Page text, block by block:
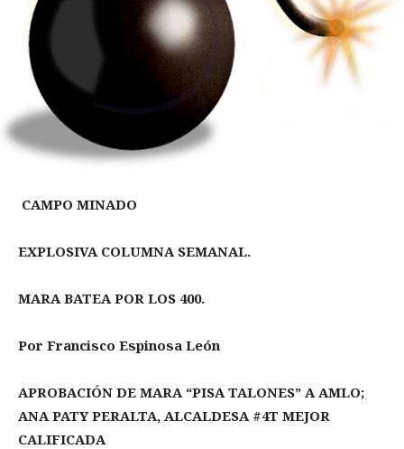
CAMPO MINADO
EXPLOSIVA COLUMNA SEMANAL.
MARA BATEA POR LOS 400.
Por Francisco Espinosa León
APROBACIÓN DE MARA “PISA TALONES” A AMLO;
ANA PATY PERALTA, ALCALDESA #4T MEJOR
CALIFICADA